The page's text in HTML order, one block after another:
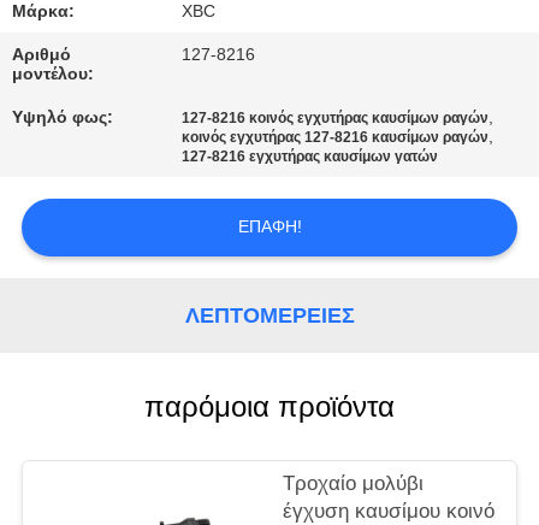
ΜΑΣ
ΕΛΆΤΕ
ΣΕ
ΜΕ
ΕΙΔΉΣΕΙΣ
PRIVACY
POLICY
Μάρκα: XBC
Αριθμό
μοντέλου:
127-8216
Υψηλό φως: 127-8216 κοινός εγχυτήρας καυσίμων ραγών,
κοινός εγχυτήρας 127-8216 καυσίμων ραγών,
127-8216 εγχυτήρας καυσίμων γατών
ΕΠΑΦΉ!
ΛΕΠΤΟΜΈΡΕΙΕΣ
παρόμοια προϊόντα
Τροχαίο μολύβι
έγχυση καυσίμου κοινό